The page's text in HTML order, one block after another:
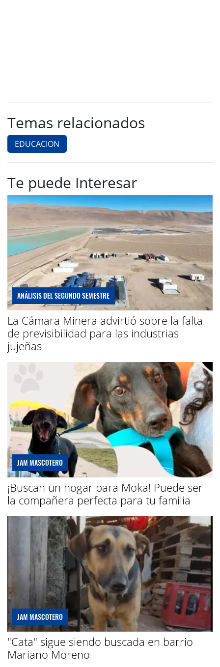
Temas relacionados
EDUCACION
Te puede Interesar
ANÁLISIS DEL SEGUNDO SEMESTRE
La Cámara Minera advirtió sobre la falta
de previsibilidad para las industrias
jujeñas
JAM MASCOTERO
¡Buscan un hogar para Moka! Puede ser
la compañera perfecta para tu familia
JAM MASCOTERO
"Cata" sigue siendo buscada en barrio
Mariano Moreno